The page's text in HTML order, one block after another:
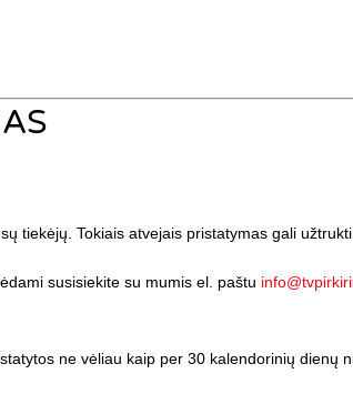
tiekėjų. Tokiais atvejais pristatymas gali
susisiekite su mumis el. paštu
ne vėliau kaip per 30 kalendorinių dienų